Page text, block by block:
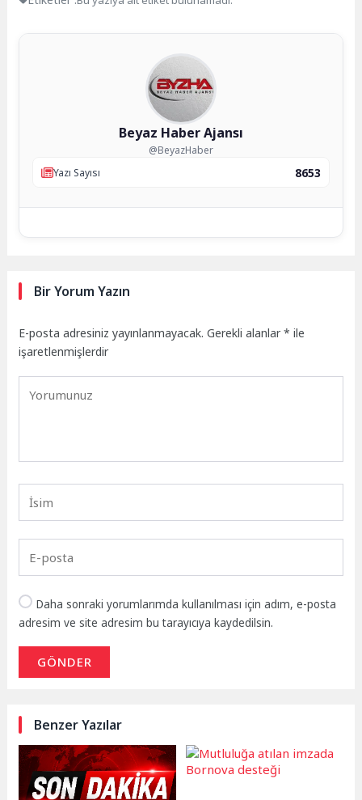
Beyaz Haber Ajansı
@BeyazHaber
Yazı Sayısı
8653
Bir Yorum Yazın
E-posta adresiniz yayınlanmayacak. Gerekli alanlar* ile
işaretlenmişlerdir
Daha sonraki yorumlarımda kullanılması için adım, e-posta
adresim ve site adresim bu tarayıcıya kaydedilsin.
GÖNDER
Benzer Yazılar